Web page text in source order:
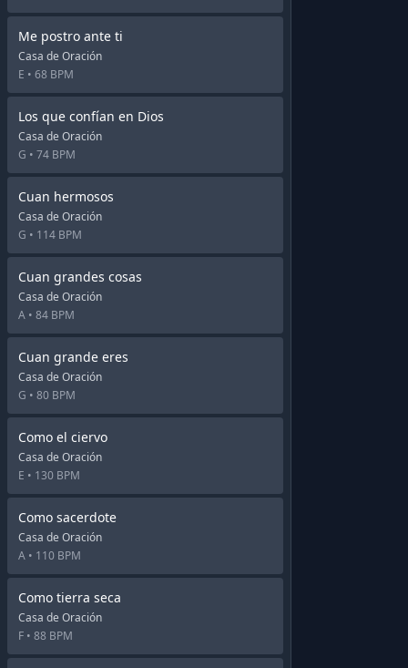
Me postro ante ti
Casa de Oración
E • 68 BPM
Los que confían en Dios
Casa de Oración
G • 74 BPM
Cuan hermosos
Casa de Oración
G • 114 BPM
Cuan grandes cosas
Casa de Oración
A • 84 BPM
Cuan grande eres
Casa de Oración
G • 80 BPM
Como el ciervo
Casa de Oración
E • 130 BPM
Como sacerdote
Casa de Oración
A • 110 BPM
Como tierra seca
Casa de Oración
F • 88 BPM